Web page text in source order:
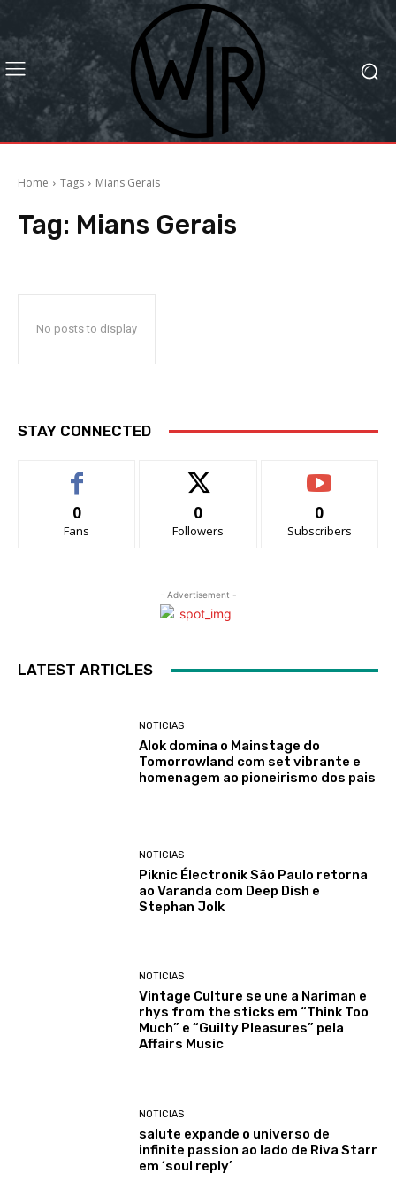
Home Tags Mians Gerais
Tag: Mians Gerais
No posts to display
STAY CONNECTED
0
Fans
0
Followers
0
Subscribers
- Advertisement -
LATEST ARTICLES
NOTICIAS
Alok domina o Mainstage do
Tomorrowland com set vibrante e
homenagem ao pioneirismo dos pais
NOTICIAS
Piknic Électronik São Paulo retorna
ao Varanda com Deep Dish e
Stephan Jolk
NOTICIAS
Vintage Culture se une a Nariman e
rhys from the sticks em “Think Too
Much” e “Guilty Pleasures” pela
Affairs Music
NOTICIAS
salute expande o universo de
infinite passion ao lado de Riva Starr
em ‘soul reply’